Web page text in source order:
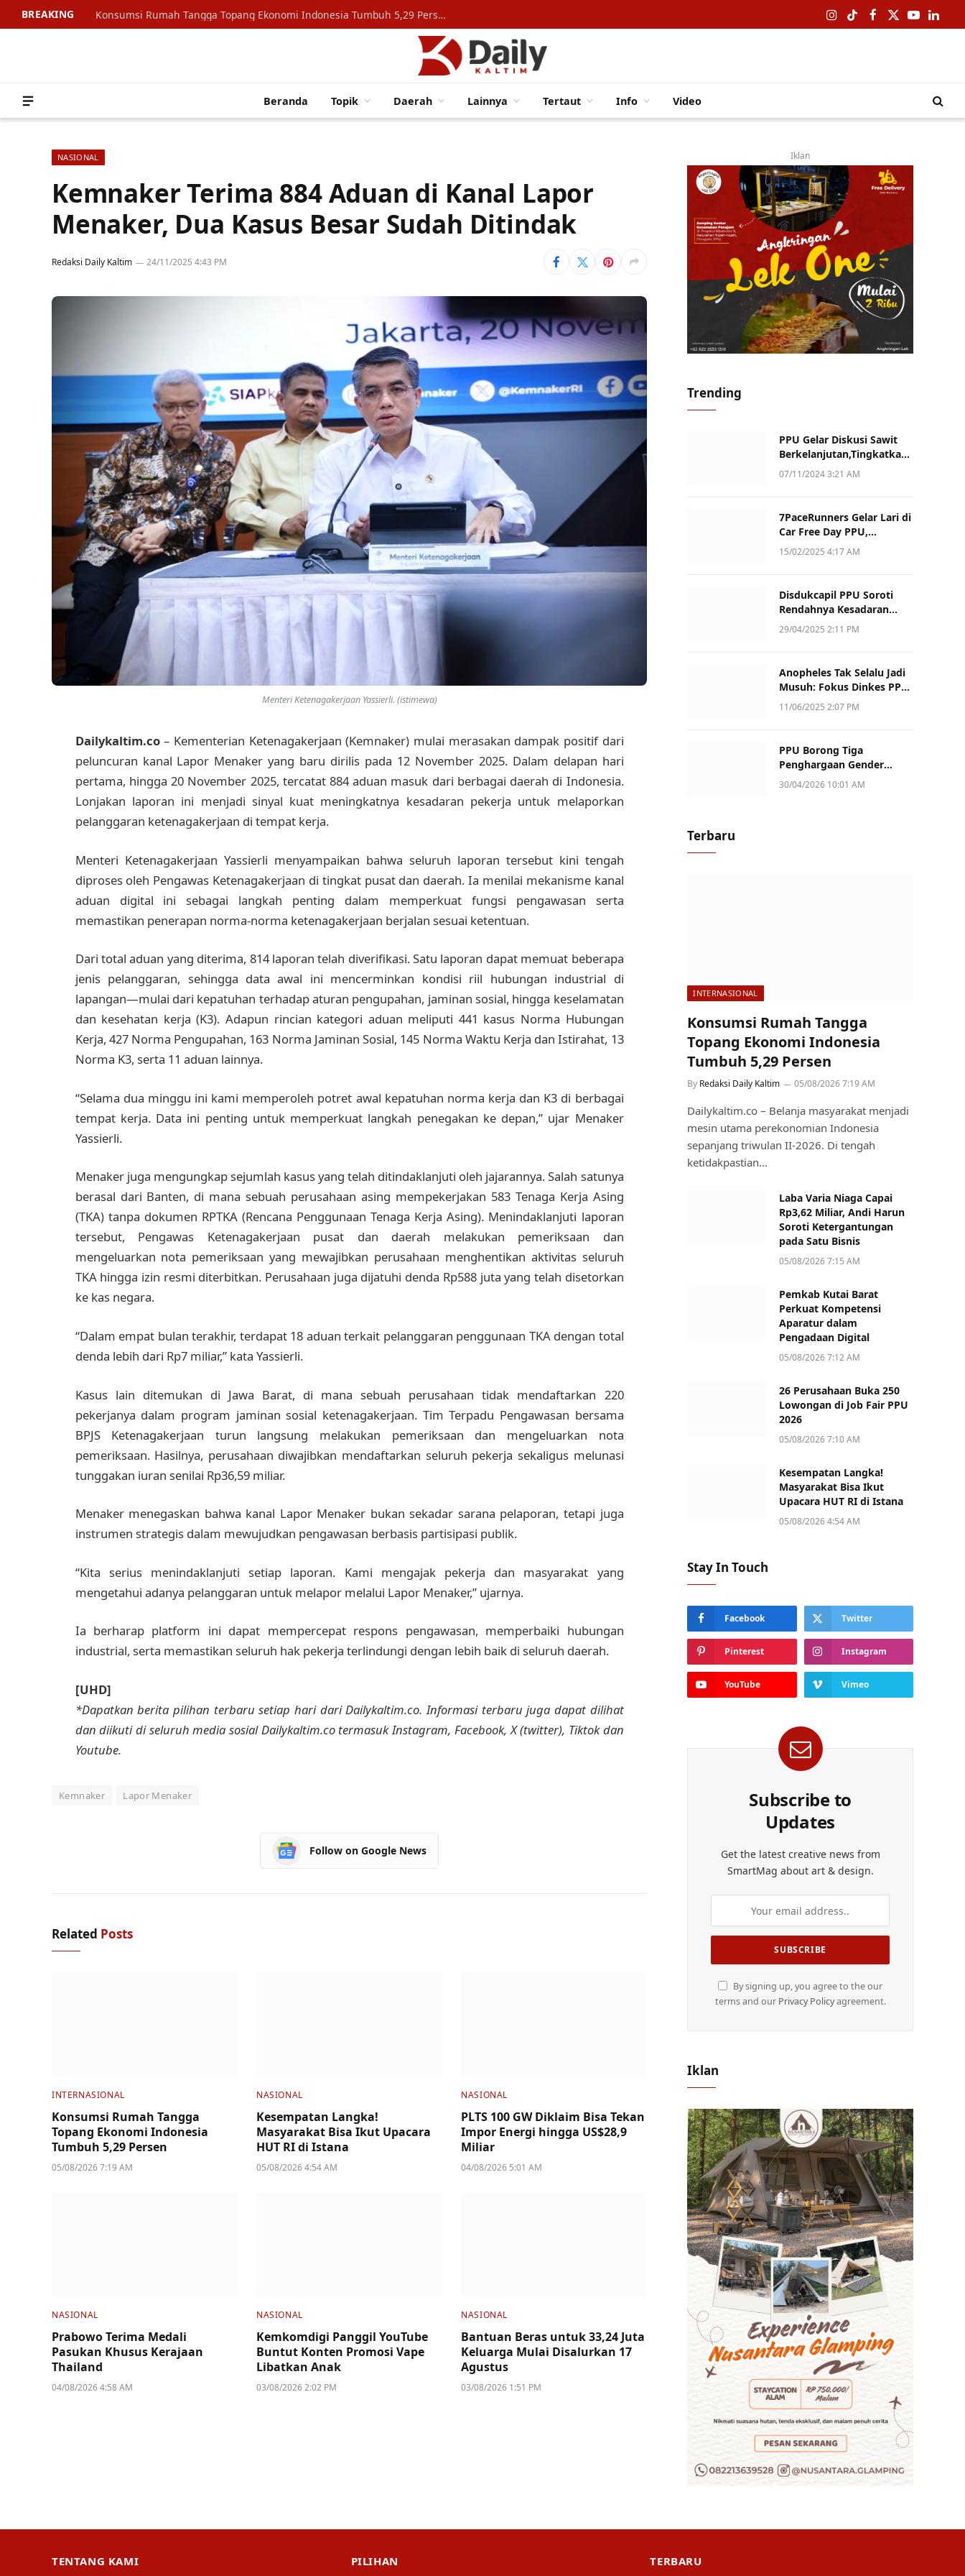
BREAKING Konsumsi Rumah Tangga Topang Ekonomi Indonesia Tumbuh 5,29 Persen Instagram
TikTokFacebook
X
YouTube
Beranda Topik Daerah Lainnya Tertaut Info Video
NASIONAL
Kemnaker Terima 884 Aduan di Kanal Lapor
Menaker, Dua Kasus Besar Sudah Ditindak
Redaksi Daily Kaltim 24/11/2025 4:43 PM
Menteri Ketenagakerjaan Yassierli. (istimewa)
Dailykaltim.co– Kementerian Ketenagakerjaan (Kemnaker) mulai merasakan dampak positif dari
peluncuran kanal Lapor Menaker yang baru dirilis pada 12 November 2025. Dalam delapan hari
pertama, hingga 20 November 2025, tercatat 884 aduan masuk dari berbagai daerah di Indonesia.
Lonjakan laporan ini menjadi sinyal kuat meningkatnya kesadaran pekerja untuk melaporkan
pelanggaran ketenagakerjaan di tempat kerja.
Menteri Ketenagakerjaan Yassierli menyampaikan bahwa seluruh laporan tersebut kini tengah
diproses oleh Pengawas Ketenagakerjaan di tingkat pusat dan daerah. Ia menilai mekanisme kanal
aduan digital ini sebagai langkah penting dalam memperkuat fungsi pengawasan serta
memastikan penerapan norma-norma ketenagakerjaan berjalan sesuai ketentuan.
Dari total aduan yang diterima, 814 laporan telah diverifikasi. Satu laporan dapat memuat beberapa
jenis pelanggaran, sehingga data awal ini mencerminkan kondisi riil hubungan industrial di
lapangan—mulai dari kepatuhan terhadap aturan pengupahan, jaminan sosial, hingga keselamatan
dan kesehatan kerja (K3). Adapun rincian kategori aduan meliputi 441 kasus Norma Hubungan
Kerja, 427 Norma Pengupahan, 163 Norma Jaminan Sosial, 145 Norma Waktu Kerja dan Istirahat, 13
Norma K3, serta 11 aduan lainnya.
“Selama dua minggu ini kami memperoleh potret awal kepatuhan norma kerja dan K3 di berbagai
tempat kerja. Data ini penting untuk memperkuat langkah penegakan ke depan,” ujar Menaker
Yassierli.
Menaker juga mengungkap sejumlah kasus yang telah ditindaklanjuti oleh jajarannya. Salah satunya
berasal dari Banten, di mana sebuah perusahaan asing mempekerjakan 583 Tenaga Kerja Asing
(TKA) tanpa dokumen RPTKA (Rencana Penggunaan Tenaga Kerja Asing). Menindaklanjuti laporan
tersebut, Pengawas Ketenagakerjaan pusat dan daerah melakukan pemeriksaan dan
mengeluarkan nota pemeriksaan yang mewajibkan perusahaan menghentikan aktivitas seluruh
TKA hingga izin resmi diterbitkan. Perusahaan juga dijatuhi denda Rp588 juta yang telah disetorkan
ke kas negara.
“Dalam empat bulan terakhir, terdapat 18 aduan terkait pelanggaran penggunaan TKA dengan total
denda lebih dari Rp7 miliar,” kata Yassierli.
Kasus lain ditemukan di Jawa Barat, di mana sebuah perusahaan tidak mendaftarkan 220
pekerjanya dalam program jaminan sosial ketenagakerjaan. Tim Terpadu Pengawasan bersama
BPJS Ketenagakerjaan turun langsung melakukan pemeriksaan dan mengeluarkan nota
pemeriksaan. Hasilnya, perusahaan diwajibkan mendaftarkan seluruh pekerja sekaligus melunasi
tunggakan iuran senilai Rp36,59 miliar.
Menaker menegaskan bahwa kanal Lapor Menaker bukan sekadar sarana pelaporan, tetapi juga
instrumen strategis dalam mewujudkan pengawasan berbasis partisipasi publik.
“Kita serius menindaklanjuti setiap laporan. Kami mengajak pekerja dan masyarakat yang
mengetahui adanya pelanggaran untuk melapor melalui Lapor Menaker,” ujarnya.
Ia berharap platform ini dapat mempercepat respons pengawasan, memperbaiki hubungan
industrial, serta memastikan seluruh hak pekerja terlindungi dengan lebih baik di seluruh daerah.
[UHD]
*Dapatkan berita pilihan terbaru setiap hari dari Dailykaltim.co. Informasi terbaru juga dapat dilihat
dan diikuti di seluruh media sosial Dailykaltim.co termasuk Instagram, Facebook, X (twitter), Tiktok dan
Youtube.
Kemnaker Lapor Menaker
Follow on Google News
Related Posts
INTERNASIONAL
Konsumsi Rumah Tangga
Topang Ekonomi Indonesia
Tumbuh 5,29 Persen
05/08/2026 7:19 AM
NASIONAL
Kesempatan Langka!
Masyarakat Bisa Ikut Upacara
HUT RI di Istana
05/08/2026 4:54 AM
NASIONAL
PLTS 100 GW Diklaim Bisa Tekan
Impor Energi hingga US$28,9
Miliar
04/08/2026 5:01 AM
NASIONAL
Prabowo Terima Medali
Pasukan Khusus Kerajaan
Thailand
04/08/2026 4:58 AM
NASIONAL
Kemkomdigi Panggil YouTube
Buntut Konten Promosi Vape
Libatkan Anak
03/08/2026 2:02 PM
NASIONAL
Bantuan Beras untuk 33,24 Juta
Keluarga Mulai Disalurkan 17
Agustus
03/08/2026 1:51 PM
Iklan
Trending
PPU Gelar Diskusi Sawit
Berkelanjutan,Tingkatkan
Daya Saing dan Kualitas
07/11/2024 3:21 AM
7PaceRunners Gelar Lari di
Car Free Day PPU,
Kampanye Gaya Hidup
15/02/2025 4:17 AM
Disdukcapil PPU Soroti
Rendahnya Kesadaran
Warga Soal Pelaporan
29/04/2025 2:11 PM
Anopheles Tak Selalu Jadi
Musuh: Fokus Dinkes PPU
Kini ke Penularan Aktif di
11/06/2025 2:07 PM
PPU Borong Tiga
Penghargaan Gender
Champion Kaltim 2026,
30/04/2026 10:01 AM
Terbaru
INTERNASIONAL
Konsumsi Rumah Tangga
Topang Ekonomi Indonesia
Tumbuh 5,29 Persen
By Redaksi Daily Kaltim 05/08/2026 7:19 AM
Dailykaltim.co – Belanja masyarakat menjadi
mesin utama perekonomian Indonesia
sepanjang triwulan II-2026. Di tengah
ketidakpastian…
Laba Varia Niaga Capai
Rp3,62 Miliar, Andi Harun
Soroti Ketergantungan
pada Satu Bisnis
05/08/2026 7:15 AM
Pemkab Kutai Barat
Perkuat Kompetensi
Aparatur dalam
Pengadaan Digital
05/08/2026 7:12 AM
26 Perusahaan Buka 250
Lowongan di Job Fair PPU
2026
05/08/2026 7:10 AM
Kesempatan Langka!
Masyarakat Bisa Ikut
Upacara HUT RI di Istana
05/08/2026 4:54 AM
Stay In Touch
Facebook Twitter
Pinterest Instagram
YouTube Vimeo
Subscribe to
Updates
Get the latest creative news from
SmartMag about art & design.
By signing up, you agree to the our
terms and our Privacy Policyagreement.
Iklan
TENTANG KAMI PILIHAN TERBARU